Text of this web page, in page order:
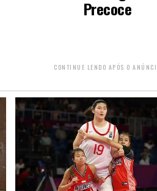
Precoce
CONTINUE LENDO APÓS O